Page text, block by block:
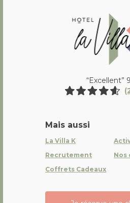
La
“Excellent”
Mais aussi
La Villa K
Recrutement
Nos
Coffrets Cadeaux